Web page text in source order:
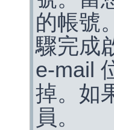
的帳號
驟完成
e-mail
掉。如
員。